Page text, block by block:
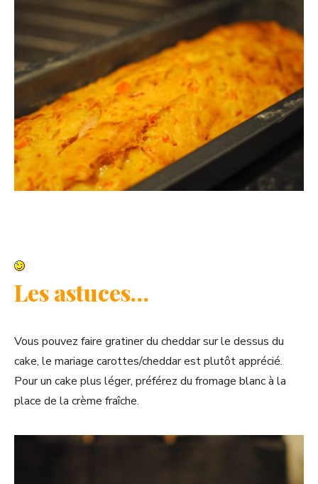
Les astuces…
Vous pouvez faire gratiner du cheddar sur le dessus du
cake, le mariage carottes/cheddar est plutôt apprécié.
Pour un cake plus léger, préférez du fromage blanc à la
place de la crème fraîche.